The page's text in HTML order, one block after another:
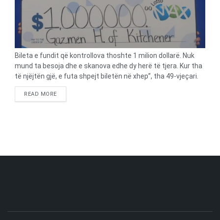
Bileta e fundit që kontrollova thoshte 1 milion dollarë. Nuk
mund ta besoja dhe e skanova edhe dy herë të tjera. Kur tha
të njëjtën gjë, e futa shpejt biletën në xhep”, tha 49-vjeçari.
Ai thotë se pasi mori biletën shkoi në shtëpi dhe priti të vinte
gruaja e tij për të ndarë lajmin. “Kur i thashë se fitova 1 milion
READ MOREDETAILS